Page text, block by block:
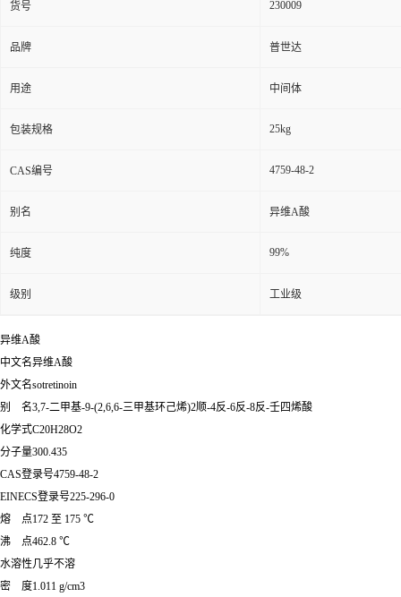
货号 230009
品牌 普世达
用途 中间体
包装规格 25kg
CAS编号 4759-48-2
别名 异维A酸
纯度 99%
级别 工业级
异维A酸
中文名异维A酸
外文名sotretinoin
别 名3,7-二甲基-9-(2,6,6-三甲基环己烯)2顺-4反-6反-8反-壬四烯酸
化学式C20H28O2
分子量300.435
CAS登录号4759-48-2
EINECS登录号225-296-0
熔 点172 至 175 ℃
沸 点462.8 ℃
水溶性几乎不溶
密 度1.011 g/cm3